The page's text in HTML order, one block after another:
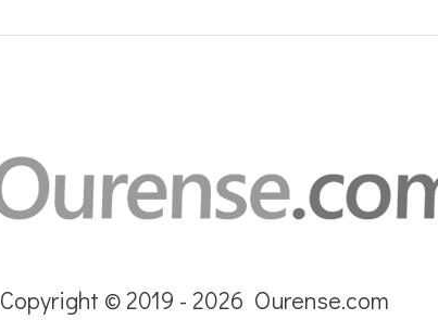
Copyright © 2019 - 2026 Ourense.com